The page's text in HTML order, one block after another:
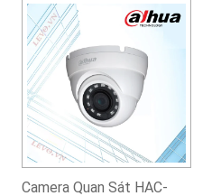
Camera Quan Sát HAC-